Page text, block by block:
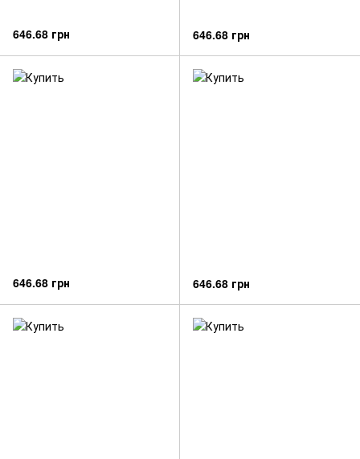
646.68 грн 646.68 грн
646.68 грн 646.68 грн